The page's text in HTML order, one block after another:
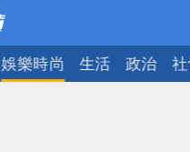
娛樂時尚 生活 政治